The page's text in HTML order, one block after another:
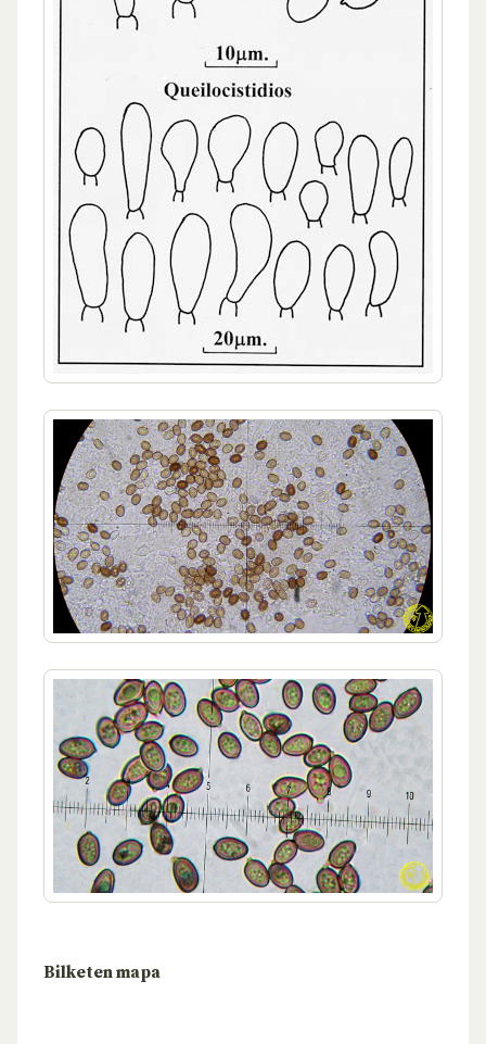
Bilketen mapa